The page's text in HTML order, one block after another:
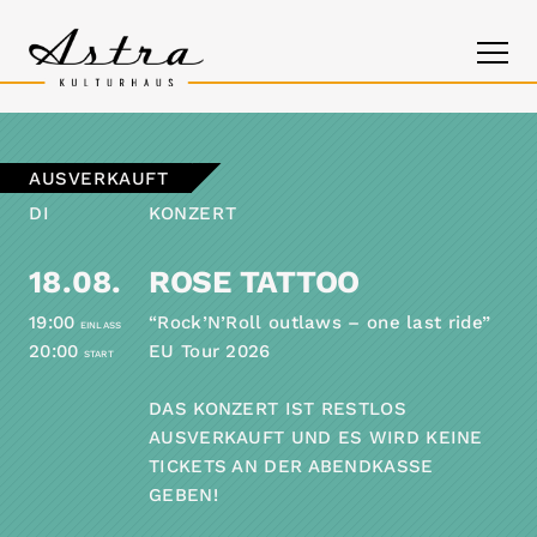
KONTAKT
AUSVERKAUFT
DI
18.08.
EINLASS
19:00
START
20:00
KONZERT
ROSE TATTOO
“Rock’N’Roll outlaws – one last ride”
EU Tour 2026
DAS KONZERT IST RESTLOS
AUSVERKAUFT UND ES WIRD KEINE
TICKETS AN DER ABENDKASSE
GEBEN!